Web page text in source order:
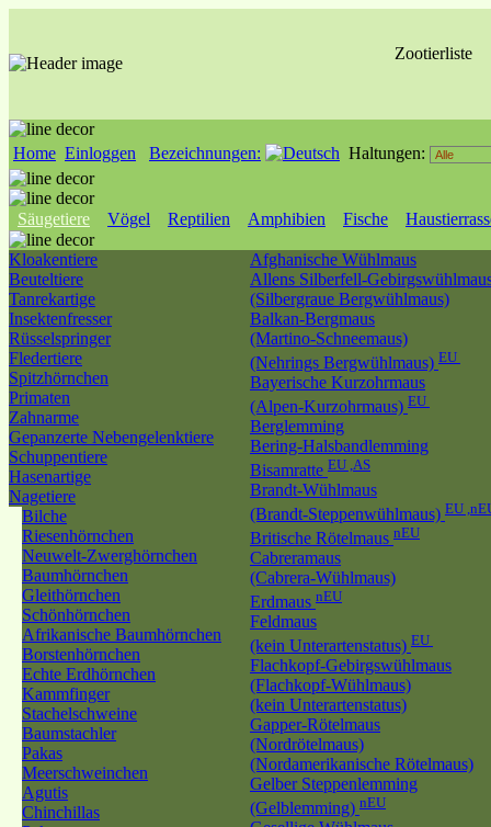
Zootierliste
Home Einloggen Bezeichnungen: Haltungen:
Säugetiere Vögel Reptilien Amphibien Fische
Kloakentiere
Beuteltiere
Tanrekartige
Insektenfresser
Rüsselspringer
Fledertiere
Spitzhörnchen
Primaten
Zahnarme
Gepanzerte Nebengelenktiere
Schuppentiere
Hasenartige
Nagetiere
Bilche
Riesenhörnchen
Neuwelt-Zwerghörnchen
Baumhörnchen
Gleithörnchen
Schönhörnchen
Afrikanische Baumhörnchen
Borstenhörnchen
Echte Erdhörnchen
Kammfinger
Stachelschweine
Baumstachler
Pakas
Meerschweinchen
Agutis
Chinchillas
Afghanische Wühlmaus
Allens Silberfell-
(Silbergraue Bergwühlmaus)
Balkan-Bergmaus
(Martino-Schneemaus)
(Nehrings Bergwühlmaus) EU
Bayerische Kurzohrmaus
(Alpen-Kurzohrmaus) EU
Berglemming
Bering-Halsbandlemming
Bisamratte EU ,AS
Brandt-Wühlmaus
(Brandt-Steppenwühlmaus) EU
Britische Rötelmaus nEU
Cabreramaus
(Cabrera-Wühlmaus)
Erdmaus nEU
Feldmaus
(kein Unterartenstatus) EU
Flachkopf-Gebirgswühlmaus
(Flachkopf-Wühlmaus)
(kein Unterartenstatus)
Gapper-Rötelmaus
(Nordrötelmaus)
(Nordamerikanische Rötelmaus)
Gelber Steppenlemming
(Gelblemming) nEU